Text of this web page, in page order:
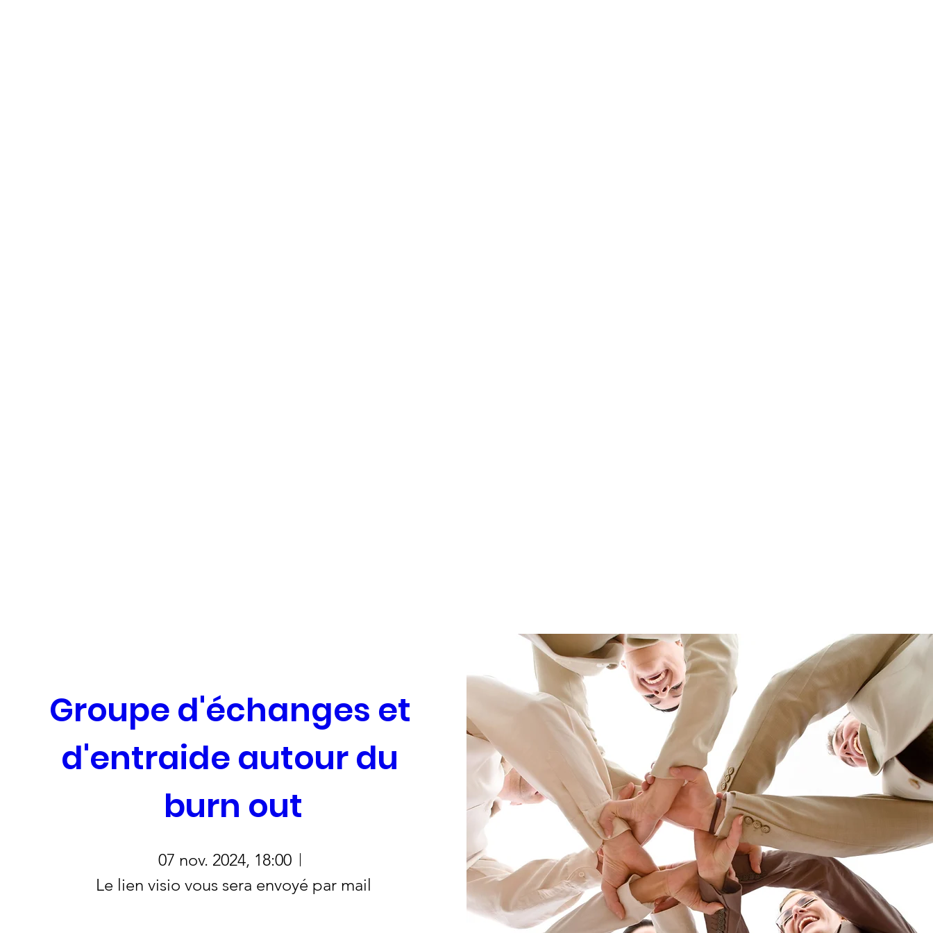
Groupe d'échanges et
d'entraide autour du
burn out
07 nov. 2024, 18:00
Le lien visio vous sera envoyé par mail